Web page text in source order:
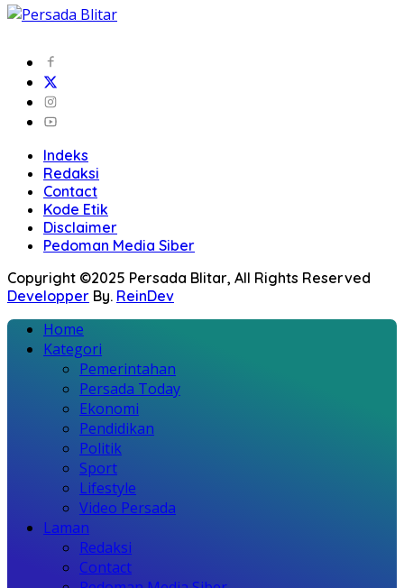
Indeks
Redaksi
Contact
Kode Etik
Disclaimer
Pedoman Media Siber
Copyright ©2025 Persada Blitar, All Rights Reserved
Developper By. ReinDev
Home
Kategori
Pemerintahan
Persada Today
Ekonomi
Pendidikan
Politik
Sport
Lifestyle
Video Persada
Laman
Redaksi
Contact